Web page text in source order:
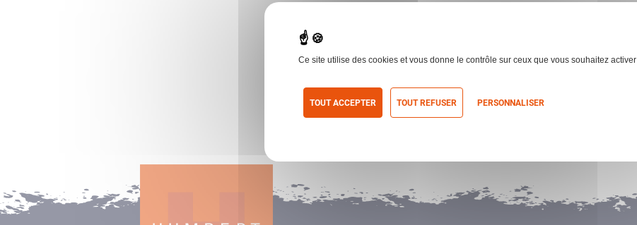
Ce site utilise des cookies et vous donne le contrôle sur ceux que vous souhaitez activer
TOUT ACCEPTER TOUT REFUSER PERSONNALISER